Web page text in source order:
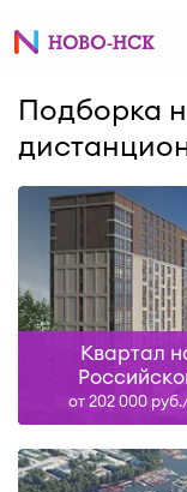
Подборка
Квартал
от 202 000